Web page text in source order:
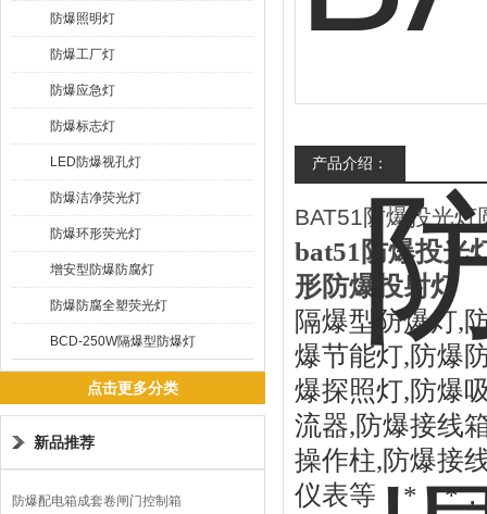
防爆照明灯
防爆工厂灯
防爆应急灯
防爆标志灯
LED防爆视孔灯
防爆洁净荧光灯
防爆环形荧光灯
增安型防爆防腐灯
防爆防腐全塑荧光灯
BCD-250W隔爆型防爆灯
点击更多分类
新品推荐
防爆配电箱成套卷闸门控制箱
产品介绍：
BAT51防爆投光灯
bat51 防爆投光
形防爆投射
隔爆型防爆灯,
爆节能灯,防爆
爆探照灯,防爆
流器,防爆接线
操作柱,防爆接
仪表等，*，*